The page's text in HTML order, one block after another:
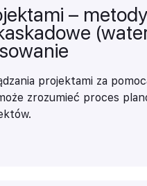
– metody
projektami za
zrozumieć proces